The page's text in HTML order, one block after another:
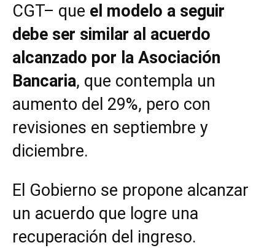
CGT– que el modelo a seguir
debe ser similar al acuerdo
alcanzado por la Asociación
Bancaria, que contempla un
aumento del 29%, pero con
revisiones en septiembre y
diciembre.
El Gobierno se propone alcanzar
un acuerdo que logre una
recuperación del ingreso.